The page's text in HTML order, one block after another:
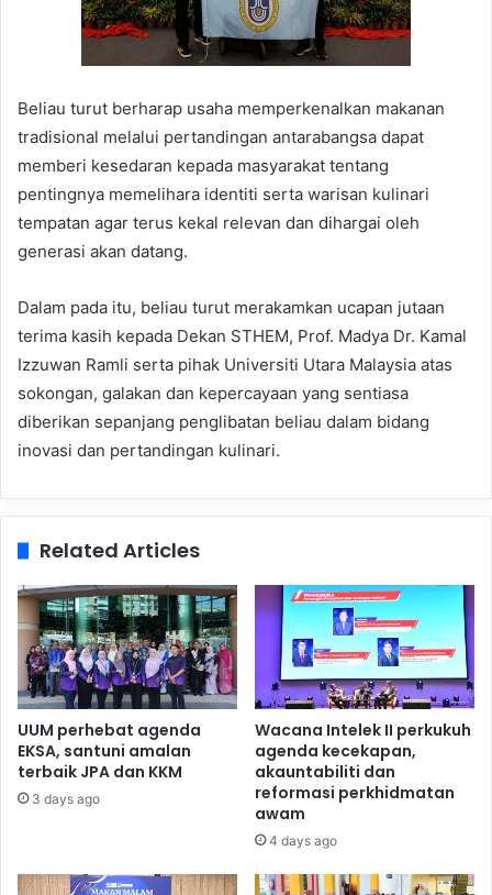
Beliau turut berharap usaha memperkenalkan makanan
tradisional melalui pertandingan antarabangsa dapat
memberi kesedaran kepada masyarakat tentang
pentingnya memelihara identiti serta warisan kulinari
tempatan agar terus kekal relevan dan dihargai oleh
generasi akan datang.
Dalam pada itu, beliau turut merakamkan ucapan jutaan
terima kasih kepada Dekan STHEM, Prof. Madya Dr. Kamal
Izzuwan Ramli serta pihak Universiti Utara Malaysia atas
sokongan, galakan dan kepercayaan yang sentiasa
diberikan sepanjang penglibatan beliau dalam bidang
inovasi dan pertandingan kulinari.
Related Articles
UUM perhebat agenda
EKSA, santuni amalan
terbaik JPA dan KKM
3 days ago
Wacana Intelek II perkukuh
agenda kecekapan,
akauntabiliti dan
reformasi perkhidmatan
awam
4 days ago